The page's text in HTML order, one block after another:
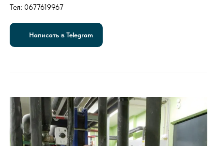
Тел: 0677619967
Написать в Telegram